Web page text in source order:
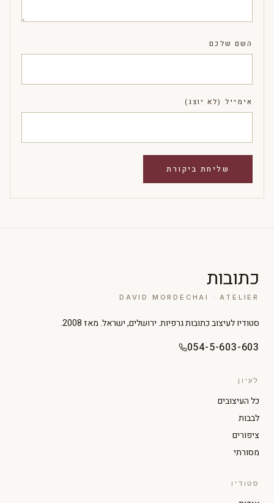
השם שלכם
אימייל (לא יוצג)
כתובות
DAVID MORDECHAI · ATELIER
סטודיו לעיצוב כתובות גרפיות. ירושלים, ישראל. מאז 2008.
054-5-603-603
לעיון
כל העיצובים
לבבות
ציפורים
מסורתי
סטודיו